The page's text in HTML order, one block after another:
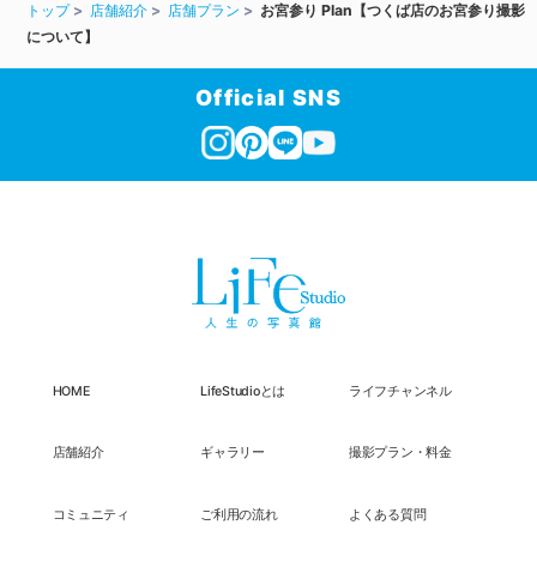
トップ 店舗紹介 店舗プラン
お宮参り Plan【つくば店のお宮参り撮影
について】
Official SNS
HOME LifeStudioとは ライフチャンネル
店舗紹介 ギャラリー 撮影プラン・料金
コミュニティ ご利用の流れ よくある質問